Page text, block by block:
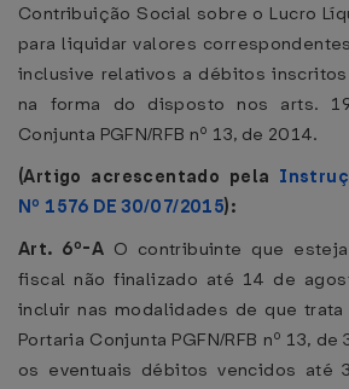
Contribuição Social sobre o Lucro
para liquidar valores
inclusive relativos a débitos inscritos
na forma do disposto nos arts.
Conjunta PGFN/RFB nº 13, de 2014.
(Artigo acrescentado pela
Nº 1576 DE 30/07/2015):
Art. 6º-AO contribuinte que
fiscal não finalizado até 14 de
incluir nas modalidades de que
Portaria Conjunta PGFN/RFB nº 13,
os eventuais débitos vencidos até